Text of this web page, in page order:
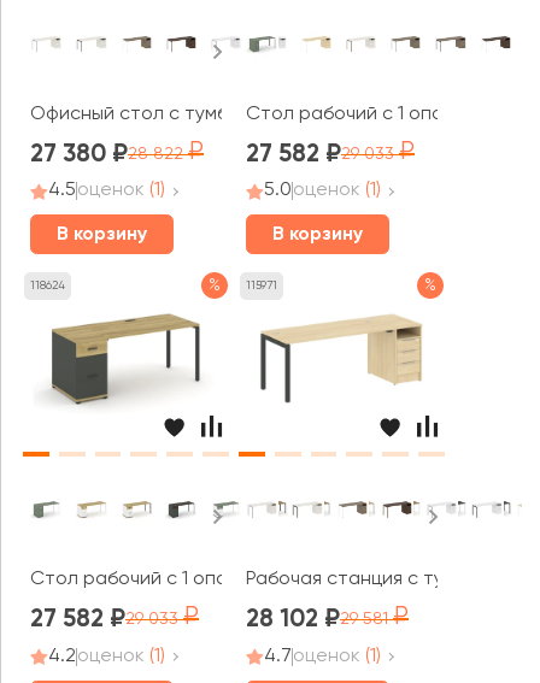
Офисный стол с тумбой на П-образном м/к
27 380 28 822
4.5оценок (1)
В корзину
Стол рабочий с 1 опорной
27 582 29 033
5.0оценок (1)
В корзину
118624 %
Стол рабочий с 1 опорной тумбой CN.SP-408 W
27 582 29 033
4.2оценок (1)
115971 %
Рабочая станция с тумбой на
28 102 29 581
4.7оценок (1)